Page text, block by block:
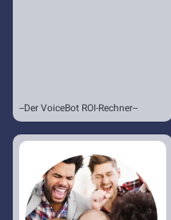
--Der VoiceBot ROI-Rechner--